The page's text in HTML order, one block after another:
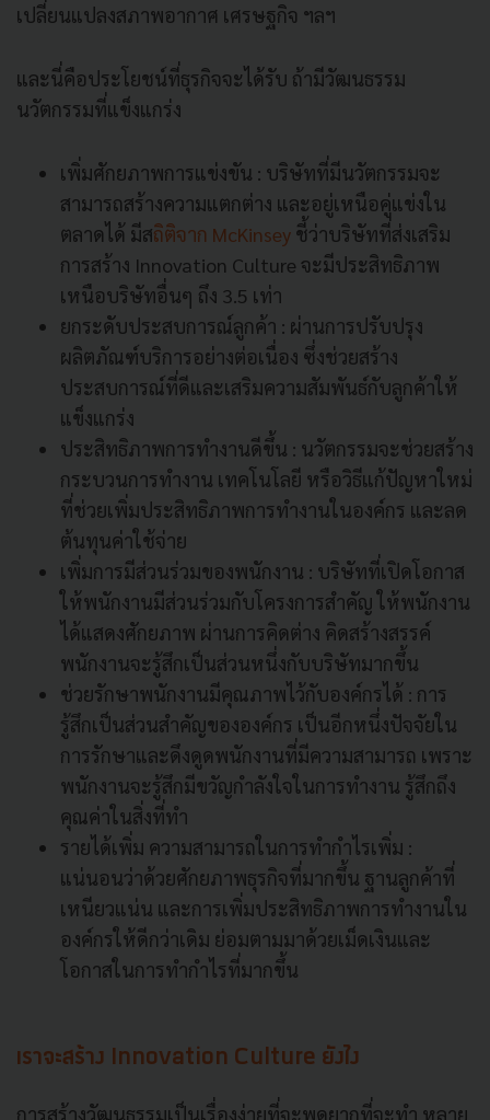
เปลี่ยนแปลงสภาพอากาศ เศรษฐกิจ ฯลฯ
และนี่คือประโยชน์ที่ธุรกิจจะได้รับ ถ้ามีวัฒนธรรม
นวัตกรรมที่แข็งแกร่ง
เพิ่มศักยภาพการแข่งขัน : บริษัทที่มีนวัตกรรมจะ
สามารถสร้างความแตกต่าง และอยู่เหนือคู่แข่งใน
ตลาดได้ มีสถิติจาก McKinsey ชี้ว่าบริษัทที่ส่งเสริม
การสร้าง Innovation Culture จะมีประสิทธิภาพ
เหนือบริษัทอื่นๆ ถึง 3.5 เท่า
ยกระดับประสบการณ์ลูกค้า : ผ่านการปรับปรุง
ผลิตภัณฑ์บริการอย่างต่อเนื่อง ซึ่งช่วยสร้าง
ประสบการณ์ที่ดีและเสริมความสัมพันธ์กับลูกค้าให้
แข็งแกร่ง
ประสิทธิภาพการทำงานดีขึ้น : นวัตกรรมจะช่วยสร้าง
กระบวนการทำงาน เทคโนโลยี หรือวิธีแก้ปัญหาใหม่
ที่ช่วยเพิ่มประสิทธิภาพการทำงานในองค์กร และลด
ต้นทุนค่าใช้จ่าย
เพิ่มการมีส่วนร่วมของพนักงาน : บริษัทที่เปิดโอกาส
ให้พนักงานมีส่วนร่วมกับโครงการสำคัญ ให้พนักงาน
ได้แสดงศักยภาพ ผ่านการคิดต่าง คิดสร้างสรรค์
พนักงานจะรู้สึกเป็นส่วนหนึ่งกับบริษัทมากขึ้น
ช่วยรักษาพนักงานมีคุณภาพไว้กับองค์กรได้ : การ
รู้สึกเป็นส่วนสำคัญขององค์กร เป็นอีกหนึ่งปัจจัยใน
การรักษาและดึงดูดพนักงานที่มีความสามารถ เพราะ
พนักงานจะรู้สึกมีขวัญกำลังใจในการทำงาน รู้สึกถึง
คุณค่าในสิ่งที่ทำ
รายได้เพิ่ม ความสามารถในการทำกำไรเพิ่ม :
แน่นอนว่าด้วยศักยภาพธุรกิจที่มากขึ้น ฐานลูกค้าที่
เหนียวแน่น และการเพิ่มประสิทธิภาพการทำงานใน
องค์กรให้ดีกว่าเดิม ย่อมตามมาด้วยเม็ดเงินและ
โอกาสในการทำกำไรที่มากขึ้น
เราจะสร้าง Innovation Culture ยังไง
การสร้างวัฒนธรรมเป็นเรื่องง่ายที่จะพูดยากที่จะทำ หลาย